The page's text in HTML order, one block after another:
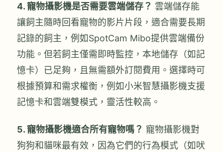
4. 寵物攝影機是否需要雲端儲存？ 雲端儲存能
讓飼主隨時回看寵物的影片片段，適合需要長期
記錄的飼主，例如SpotCam Mibo提供雲端備份
功能。但若飼主僅需即時監控，本地儲存（如記
憶卡）已足夠，且無需額外訂閱費用。選擇時可
根據預算和需求權衡，例如小米智慧攝影機支援
記憶卡和雲端雙模式，靈活性較高。
5. 寵物攝影機適合所有寵物嗎？ 寵物攝影機對
狗狗和貓咪最有效，因為它們的行為模式（如吠